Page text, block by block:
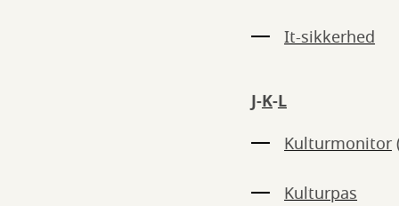
​It-sikkerhed
J-K-L
Kulturmonitor
Kulturpas